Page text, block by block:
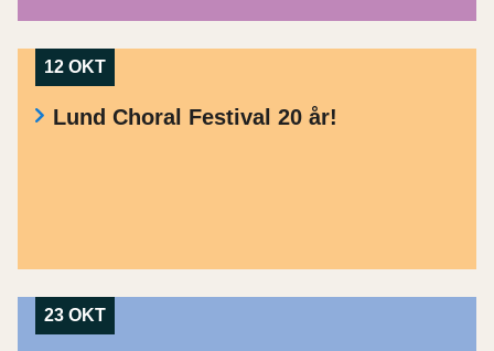
12 OKT
Lund Choral Festival 20 år!
23 OKT